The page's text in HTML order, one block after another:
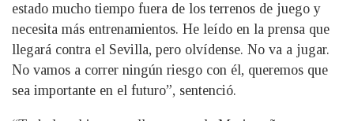
estado mucho tiempo fuera de los terrenos de juego y
necesita más entrenamientos. He leído en la prensa que
llegará contra el Sevilla, pero olvídense. No va a jugar.
No vamos a correr ningún riesgo con él, queremos que
sea importante en el futuro”, sentenció.